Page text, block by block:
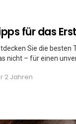
für das
Sie die besten
nicht – für einen
2 Jahren